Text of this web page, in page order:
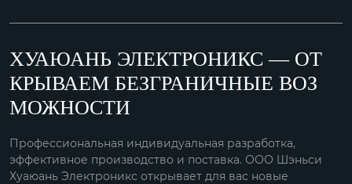
ХУАЮАНЬ ЭЛЕКТРОНИКС — ОТ
КРЫВАЕМ БЕЗГРАНИЧНЫЕ ВОЗ
МОЖНОСТИ
Профессиональная индивидуальная разработка,
эффективное производство и поставка. ООО Шэньси
Хуаюань Электроникс открывает для вас новые